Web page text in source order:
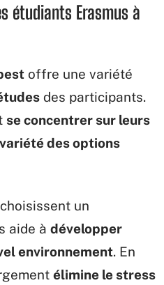
étudiants Erasmus à
offre une variété
des participants.
se concentrer sur leurs
des options
un
aide à développer
environnement. En
élimine le stress